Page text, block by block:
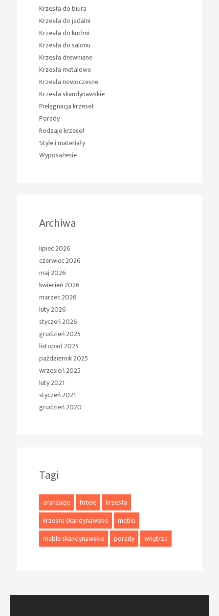
Krzesła do biura
Krzesła do jadalni
Krzesła do kuchni
Krzesła do salonu
Krzesła drewniane
Krzesła metalowe
Krzesła nowoczesne
Krzesła skandynawskie
Pielęgnacja krzeseł
Porady
Rodzaje krzeseł
Style i materiały
Wyposażenie
Archiwa
lipiec 2026
czerwiec 2026
maj 2026
kwiecień 2026
marzec 2026
luty 2026
styczeń 2026
grudzień 2025
listopad 2025
październik 2025
wrzesień 2025
luty 2021
styczeń 2021
grudzień 2020
Tagi
aranżacje fotele
krzesła
krzesło skandynawskie
meble
meble skandynawskie
porady wnętrza